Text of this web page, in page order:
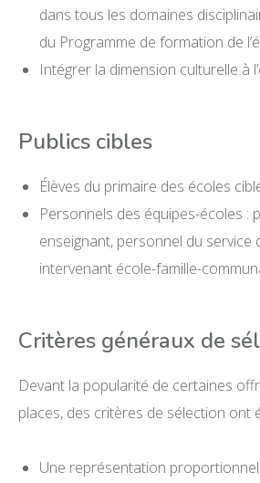
dans tous les domaines
du Programme de formation de
Intégrer la dimension culturelle à
Publics cibles
Élèves du primaire des écoles
Personnels des équipes-écoles :
enseignant, personnel du service
intervenant école-famille-
Critères généraux de
Devant la popularité de certaines
places, des critères de sélection ont
Une représentation